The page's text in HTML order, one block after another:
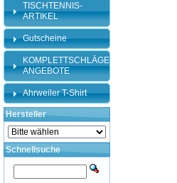
TISCHTENNIS-
ARTIKEL
Gutscheine
KOMPLETTSCHLÄGER-
ANGEBOTE
Ahrweiler T-Shirt
Hersteller
Schnellsuche